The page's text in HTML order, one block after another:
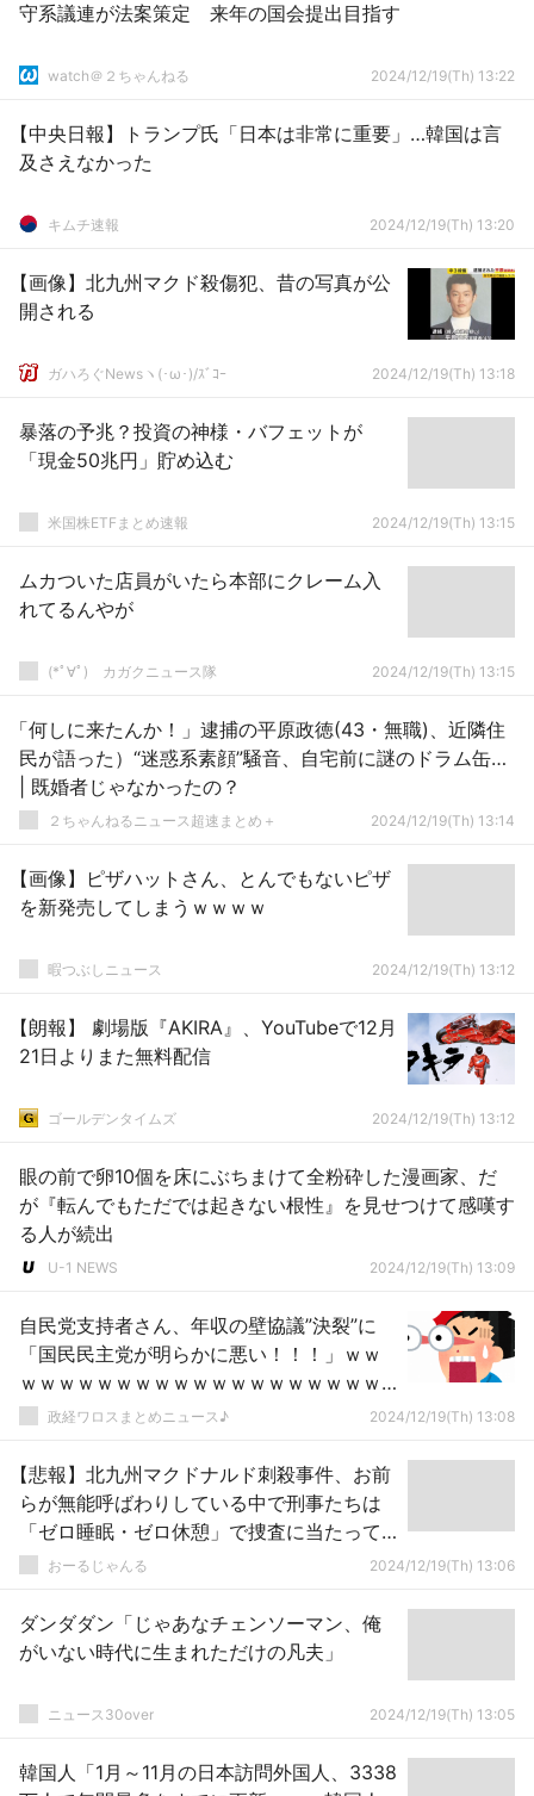
守系議連が法案策定 来年の国会提出目指す
watch＠２ちゃんねる 2024/12/19(Th) 13:22
【中央日報】トランプ氏「日本は非常に重要」…韓国は言
及さえなかった
キムチ速報 2024/12/19(Th) 13:20
【画像】北九州マクド殺傷犯、昔の写真が公
開される
ガハろぐNewsヽ(･ω･)/ｽﾞｺｰ 2024/12/19(Th) 13:18
暴落の予兆？投資の神様・バフェットが
「現金50兆円」貯め込む
米国株ETFまとめ速報 2024/12/19(Th) 13:15
ムカついた店員がいたら本部にクレーム入
れてるんやが
(*ﾟ∀ﾟ)ゞカガクニュース隊 2024/12/19(Th) 13:15
「何しに来たんか！」逮捕の平原政徳(43・無職)、近隣住
民が語った）“迷惑系素顔”騒音、自宅前に謎のドラム缶…
| 既婚者じゃなかったの？
２ちゃんねるニュース超速まとめ＋ 2024/12/19(Th) 13:14
【画像】ピザハットさん、とんでもないピザ
を新発売してしまうｗｗｗｗ
暇つぶしニュース 2024/12/19(Th) 13:12
【朗報】 劇場版『AKIRA』、YouTubeで12月
21日よりまた無料配信
ゴールデンタイムズ 2024/12/19(Th) 13:12
眼の前で卵10個を床にぶちまけて全粉砕した漫画家、だ
が『転んでもただでは起きない根性』を見せつけて感嘆す
る人が続出
U-1 NEWS 2024/12/19(Th) 13:09
自民党支持者さん、年収の壁協議”決裂”に
「国民民主党が明らかに悪い！！！」ｗｗ
ｗｗｗｗｗｗｗｗｗｗｗｗｗｗｗｗｗｗｗ
ｗｗ政経ワロスまとめニュース♪ 2024/12/19(Th) 13:08
【悲報】北九州マクドナルド刺殺事件、お前
らが無能呼ばわりしている中で刑事たちは
「ゼロ睡眠・ゼロ休憩」で捜査に当たって
いたことが判明
おーるじゃんる 2024/12/19(Th) 13:06
ダンダダン「じゃあなチェンソーマン、俺
がいない時代に生まれただけの凡夫」
ニュース30over 2024/12/19(Th) 13:05
韓国人「1月～11月の日本訪問外国人、3338